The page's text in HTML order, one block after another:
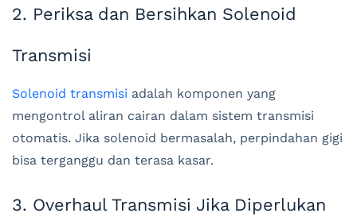
2. Periksa dan Bersihkan Solenoid
Transmisi
Solenoid transmisi adalah komponen yang
mengontrol aliran cairan dalam sistem transmisi
otomatis. Jika solenoid bermasalah, perpindahan gigi
bisa terganggu dan terasa kasar.
3. Overhaul Transmisi Jika Diperlukan